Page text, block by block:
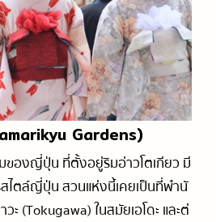
Gardens)
ของญี่ปุ่น ที่ตั้งอยู่ริมอ่าวโตเกียว มี
สไตล์ญี่ปุ่น สวนแห่งนี้เคยเป็นที่พำนั
ะ (Tokugawa) ในสมัยเอโดะ และต่